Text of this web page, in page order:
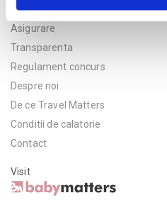
Politica de confidentialitate
Asigurare
Transparenta
Regulament concurs
Despre noi
De ce Travel Matters
Conditii de calatorie
Contact
Visit